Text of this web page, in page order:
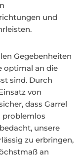
und
Gegebenheiten
optimal an die
sind. Durch
von
dass Garrel
problemlos
unsere
zu erbringen,
an